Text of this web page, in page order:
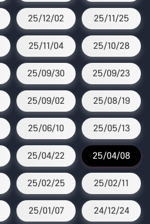
25/12/02 25/11/25
25/11/04 25/10/28
25/09/30 25/09/23
25/09/02 25/08/19
25/06/10 25/05/13
25/04/22 25/04/08
25/02/25 25/02/11
25/01/07 24/12/24